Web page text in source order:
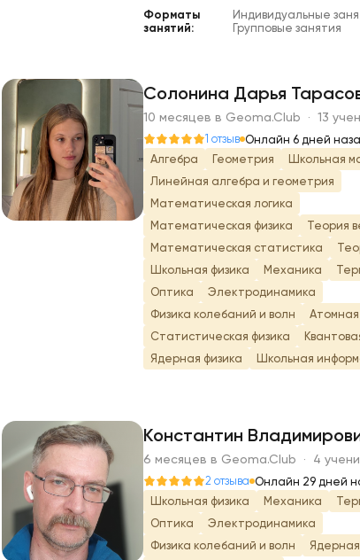
Форматы
занятий:
Индивидуальные
Групповые занятия
С
Солонина Дарья
10 месяцев в Geoma.Club · 13
1 отзыв Онлайн 6 дней
Алгебра
Геометрия
Школьная
Линейная алгебра и геометрия
Математическая логика
Математическая физика
Теория
Математическая статистика
Школьная физика
Механика
Оптика
Электродинамика
Физика колебаний и волн
Атомная
Статистическая физика
Ядерная физика
Школьная
К
Константин
6 месяцев в Geoma.Club · 4
2 отзыва Онлайн 29 дней
Школьная физика
Механика
Оптика
Электродинамика
Физика колебаний и волн